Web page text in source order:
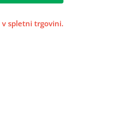
spletni trgovini.